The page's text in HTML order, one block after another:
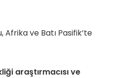
ve Batı Pasifik’te
araştırmacısı ve